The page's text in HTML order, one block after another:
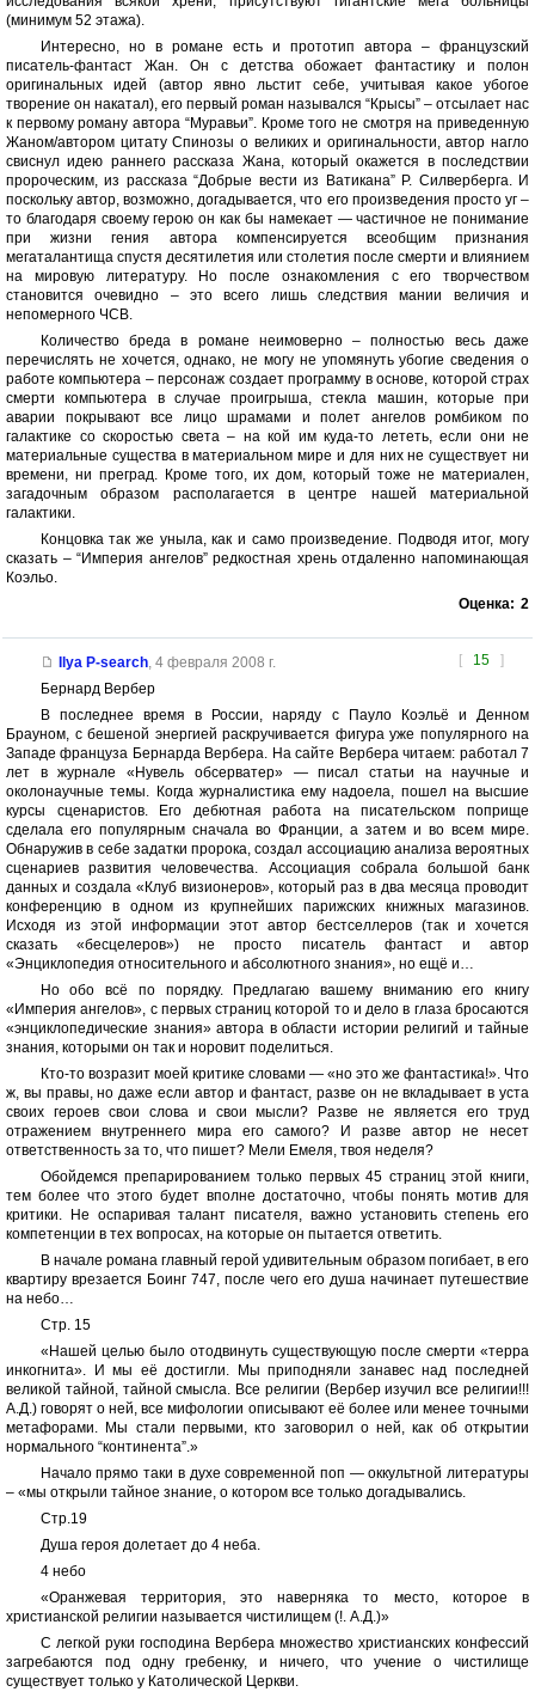
(минимум 52 этажа).
Интересно, но в романе есть и прототип автора – французский
писатель-фантаст Жан. Он с детства обожает фантастику и полон
оригинальных идей (автор явно льстит себе, учитывая какое убогое
творение он накатал), его первый роман назывался “Крысы” – отсылает нас
к первому роману автора “Муравьи”. Кроме того не смотря на приведенную
Жаном/автором цитату Спинозы о великих и оригинальности, автор нагло
свиснул идею раннего рассказа Жана, который окажется в последствии
пророческим, из рассказа “Добрые вести из Ватикана” Р. Силверберга. И
поскольку автор, возможно, догадывается, что его произведения просто уг –
то благодаря своему герою он как бы намекает — частичное не понимание
при жизни гения автора компенсируется всеобщим признания
мегаталантища спустя десятилетия или столетия после смерти и влиянием
на мировую литературу. Но после ознакомления с его творчеством
становится очевидно – это всего лишь следствия мании величия и
непомерного ЧСВ.
Количество бреда в романе неимоверно – полностью весь даже
перечислять не хочется, однако, не могу не упомянуть убогие сведения о
работе компьютера – персонаж создает программу в основе, которой страх
смерти компьютера в случае проигрыша, стекла машин, которые при
аварии покрывают все лицо шрамами и полет ангелов ромбиком по
галактике со скоростью света – на кой им куда-то лететь, если они не
материальные существа в материальном мире и для них не существует ни
времени, ни преград. Кроме того, их дом, который тоже не материален,
загадочным образом располагается в центре нашей материальной
галактики.
Концовка так же уныла, как и само произведение. Подводя итог, могу
сказать – “Империя ангелов” редкостная хрень отдаленно напоминающая
Коэльо.
Оценка: 2
[ 15 ]
Ilya P-search, 4 февраля 2008 г.
Бернард Вербер
В последнее время в России, наряду с Пауло Коэльё и Денном
Брауном, с бешеной энергией раскручивается фигура уже популярного на
Западе француза Бернарда Вербера. На сайте Вербера читаем: работал 7
лет в журнале «Нувель обсерватер» — писал статьи на научные и
околонаучные темы. Когда журналистика ему надоела, пошел на высшие
курсы сценаристов. Его дебютная работа на писательском поприще
сделала его популярным сначала во Франции, а затем и во всем мире.
Обнаружив в себе задатки пророка, создал ассоциацию анализа вероятных
сценариев развития человечества. Ассоциация собрала большой банк
данных и создала «Клуб визионеров», который раз в два месяца проводит
конференцию в одном из крупнейших парижских книжных магазинов.
Исходя из этой информации этот автор бестселлеров (так и хочется
сказать «бесцелеров») не просто писатель фантаст и автор
«Энциклопедия относительного и абсолютного знания», но ещё и…
Но обо всё по порядку. Предлагаю вашему вниманию его книгу
«Империя ангелов», с первых страниц которой то и дело в глаза бросаются
«энциклопедические знания» автора в области истории религий и тайные
знания, которыми он так и норовит поделиться.
Кто-то возразит моей критике словами — «но это же фантастика!». Что
ж, вы правы, но даже если автор и фантаст, разве он не вкладывает в уста
своих героев свои слова и свои мысли? Разве не является его труд
отражением внутреннего мира его самого? И разве автор не несет
ответственность за то, что пишет? Мели Емеля, твоя неделя?
Обойдемся препарированием только первых 45 страниц этой книги,
тем более что этого будет вполне достаточно, чтобы понять мотив для
критики. Не оспаривая талант писателя, важно установить степень его
компетенции в тех вопросах, на которые он пытается ответить.
В начале романа главный герой удивительным образом погибает, в его
квартиру врезается Боинг 747, после чего его душа начинает путешествие
на небо…
Стр. 15
«Нашей целью было отодвинуть существующую после смерти «терра
инкогнита». И мы её достигли. Мы приподняли занавес над последней
великой тайной, тайной смысла. Все религии (Вербер изучил все религии!!!
А.Д.) говорят о ней, все мифологии описывают её более или менее точными
метафорами. Мы стали первыми, кто заговорил о ней, как об открытии
нормального “континента”.»
Начало прямо таки в духе современной поп — оккультной литературы
– «мы открыли тайное знание, о котором все только догадывались.
Стр.19
Душа героя долетает до 4 неба.
4 небо
«Оранжевая территория, это наверняка то место, которое в
христианской религии называется чистилищем (!. А.Д.)»
С легкой руки господина Вербера множество христианских конфессий
загребаются под одну гребенку, и ничего, что учение о чистилище
существует только у Католической Церкви.